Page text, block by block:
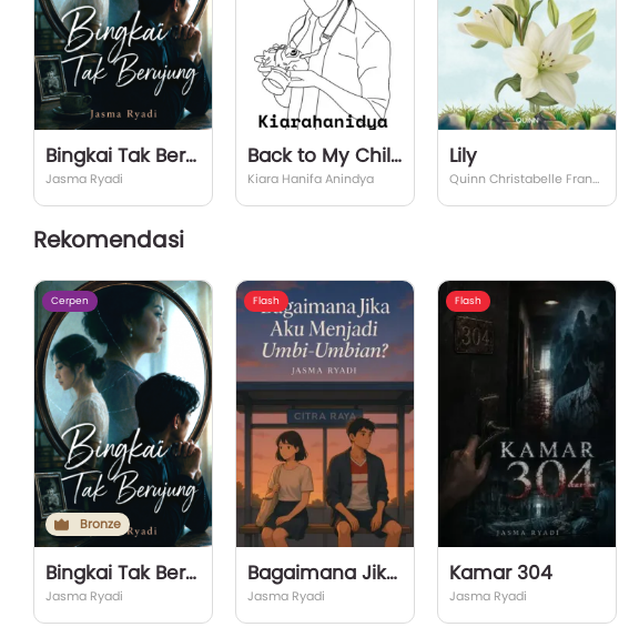
Bingkai Tak Berujung
Jasma Ryadi
Back to My Childhood
Kiara Hanifa Anindya
Lily
Quinn Christabelle Franklin
Rekomendasi
Cerpen
Bronze
Bingkai Tak Berujung
Jasma Ryadi
Flash
Bagaimana Jika Aku Menjadi Umbi-Umbian?
Jasma Ryadi
Flash
Kamar 304
Jasma Ryadi